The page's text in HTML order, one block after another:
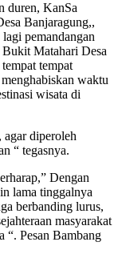
duren, KanSa
Banjaragung,,
pemandangan
Matahari Desa
tempat tempat
waktu
wisata di
diperoleh
“ tegasnya.
Dengan
lama tinggalnya
berbanding lurus,
masyarakat
“. Pesan Bambang